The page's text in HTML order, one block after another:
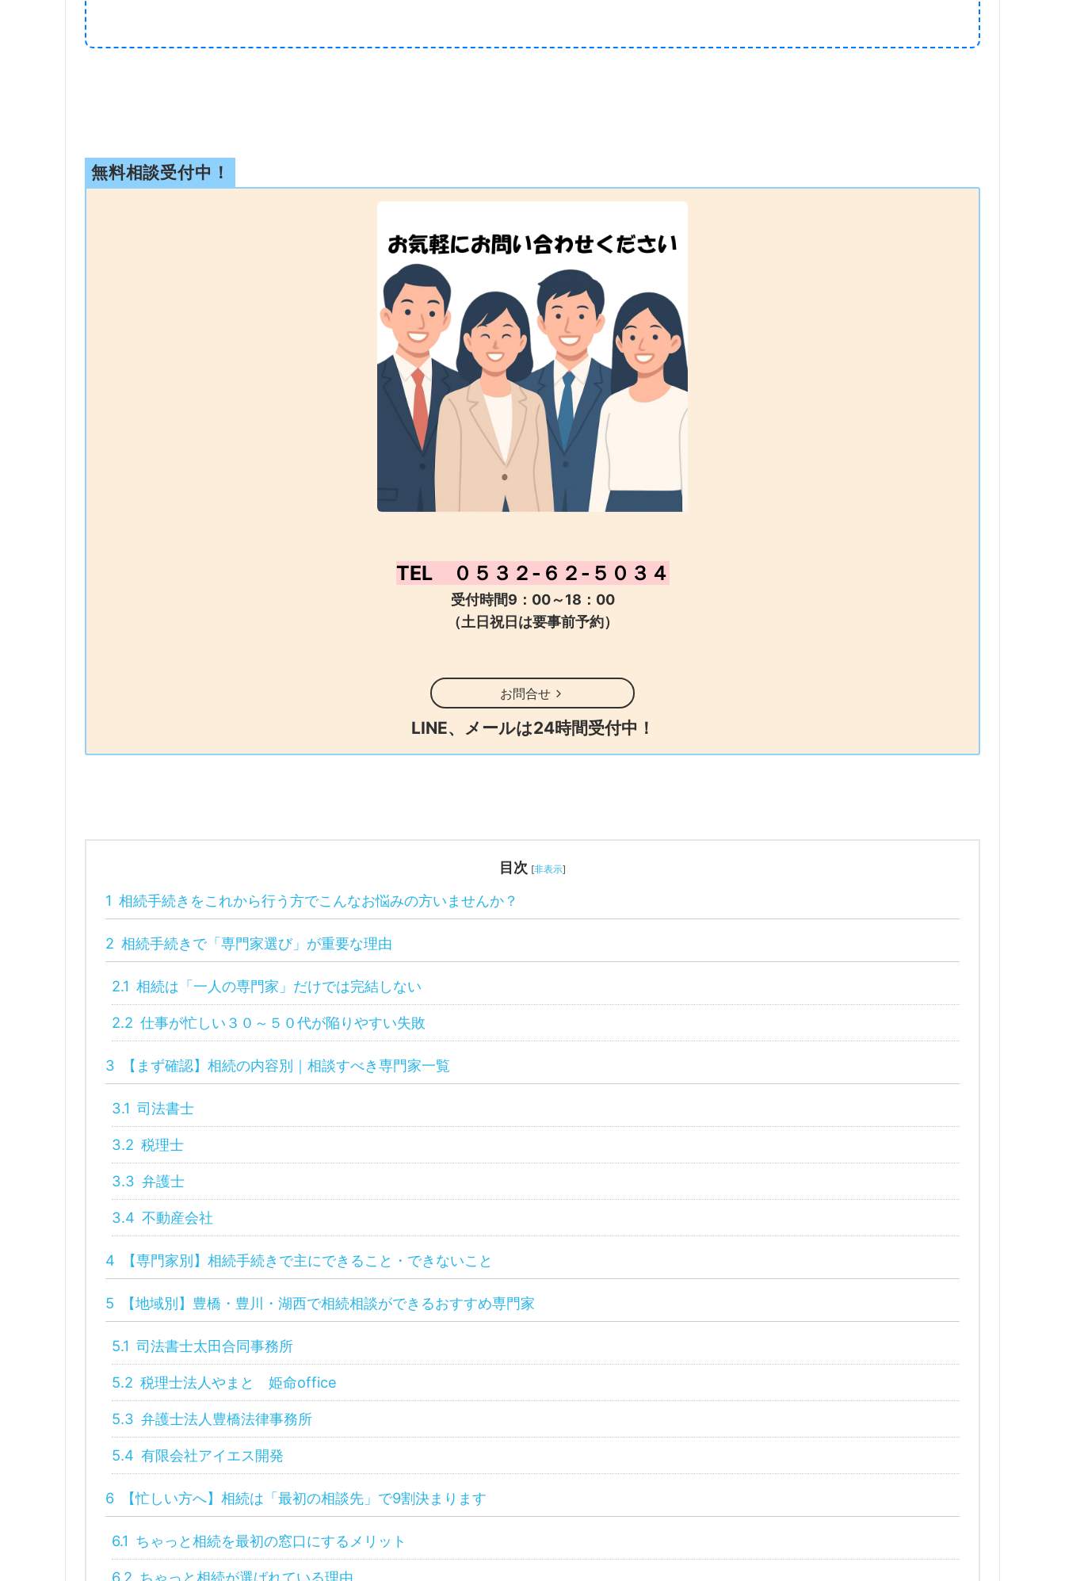
無料相談受付中！
TEL ０５３２-６２-５０３４
受付時間9：00～18：00
（土日祝日は要事前予約）
お問合せ
LINE、メールは24時間受付中！
目次 [非表示]
1 相続手続きをこれから行う方でこんなお悩みの方いませんか？
2 相続手続きで「専門家選び」が重要な理由
2.1 相続は「一人の専門家」だけでは完結しない
2.2 仕事が忙しい３０～５０代が陥りやすい失敗
3 【まず確認】相続の内容別｜相談すべき専門家一覧
3.1 司法書士
3.2 税理士
3.3 弁護士
3.4 不動産会社
4 【専門家別】相続手続きで主にできること・できないこと
5 【地域別】豊橋・豊川・湖西で相続相談ができるおすすめ専門家
5.1 司法書士太田合同事務所
5.2 税理士法人やまと 姫命office
5.3 弁護士法人豊橋法律事務所
5.4 有限会社アイエス開発
6 【忙しい方へ】相続は「最初の相談先」で9割決まります
6.1 ちゃっと相続を最初の窓口にするメリット
6.2 ちゃっと相続が選ばれている理由